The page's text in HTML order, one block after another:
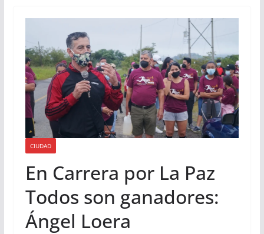
CIUDAD
En Carrera por La Paz
Todos son ganadores:
Ángel Loera